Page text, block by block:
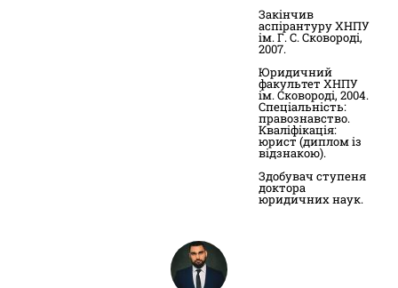
Закінчив
аспірантуру ХНПУ
ім. Г. С. Сковороді,
2007.
Юридичний
факультет ХНПУ
ім. Сковороді, 2004.
Спеціальність:
правознавство.
Кваліфікація:
юрист (диплом із
відзнакою).
Здобувач ступеня
доктора
юридичних наук.